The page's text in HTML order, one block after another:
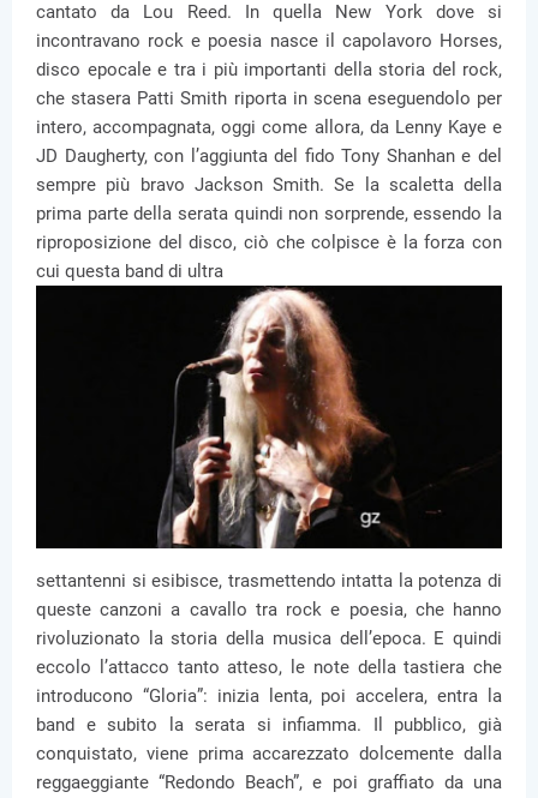
cantato da Lou Reed. In quella New York dove si
incontravano rock e poesia nasce il capolavoro Horses,
disco epocale e tra i più importanti della storia del rock,
che stasera Patti Smith riporta in scena eseguendolo per
intero, accompagnata, oggi come allora, da Lenny Kaye e
JD Daugherty, con l’aggiunta del fido Tony Shanhan e del
sempre più bravo Jackson Smith. Se la scaletta della
prima parte della serata quindi non sorprende, essendo la
riproposizione del disco, ciò che colpisce è la forza con
cui questa band di ultra
settantenni si esibisce, trasmettendo intatta la potenza di
queste canzoni a cavallo tra rock e poesia, che hanno
rivoluzionato la storia della musica dell’epoca. E quindi
eccolo l’attacco tanto atteso, le note della tastiera che
introducono “Gloria”: inizia lenta, poi accelera, entra la
band e subito la serata si infiamma. Il pubblico, già
conquistato, viene prima accarezzato dolcemente dalla
reggaeggiante “Redondo Beach”, e poi graffiato da una